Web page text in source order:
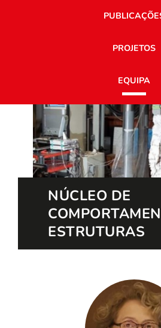
PROJETOS
EQUIPA
NÚCLEO DE
ESTRUTURAS